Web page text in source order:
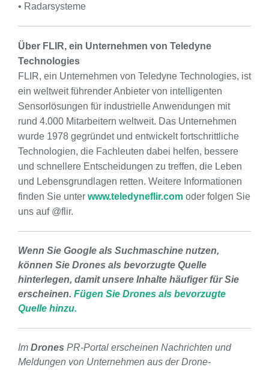
• Radarsysteme
Über FLIR, ein Unternehmen von Teledyne
Technologies
FLIR, ein Unternehmen von Teledyne Technologies, ist
ein weltweit führender Anbieter von intelligenten
Sensorlösungen für industrielle Anwendungen mit
rund 4.000 Mitarbeitern weltweit. Das Unternehmen
wurde 1978 gegründet und entwickelt fortschrittliche
Technologien, die Fachleuten dabei helfen, bessere
und schnellere Entscheidungen zu treffen, die Leben
und Lebensgrundlagen retten. Weitere Informationen
finden Sie unter www.teledyneflir.com oder folgen Sie
uns auf @flir.
Wenn Sie Google als Suchmaschine nutzen,
können Sie Drones als bevorzugte Quelle
hinterlegen, damit unsere Inhalte häufiger für Sie
erscheinen. Fügen Sie Drones als bevorzugte
Quelle hinzu.
Im Drones PR-Portal erscheinen Nachrichten und
Meldungen von Unternehmen aus der Drone-